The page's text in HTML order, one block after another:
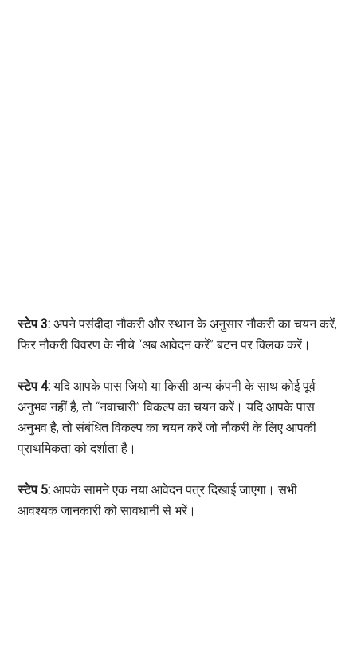
स्टेप 3:अपने पसंदीदा नौकरी और स्थान के अनुसार नौकरी का चयन करें,
फिर नौकरी विवरण के नीचे “अब आवेदन करें” बटन पर क्लिक करें।
स्टेप 4:यदि आपके पास जियो या किसी अन्य कंपनी के साथ कोई पूर्व
अनुभव नहीं है, तो “नवाचारी” विकल्प का चयन करें। यदि आपके पास
अनुभव है, तो संबंधित विकल्प का चयन करें जो नौकरी के लिए आपकी
प्राथमिकता को दर्शाता है।
स्टेप 5:आपके सामने एक नया आवेदन पत्र दिखाई जाएगा। सभी
आवश्यक जानकारी को सावधानी से भरें।